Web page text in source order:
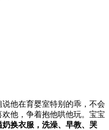
他在育婴室特别的乖，不会
他，争着抱他哄他玩。宝宝
奶换衣服，洗澡、早教、哭